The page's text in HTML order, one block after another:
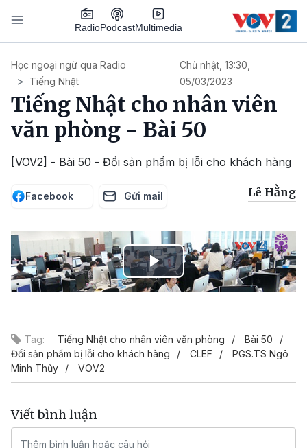
Nhảy đến nội dung
RadioPodcastMultimedia
Học ngoại ngữ qua Radio
Tiếng Nhật
Chủ nhật, 13:30,
05/03/2023
Tiếng Nhật cho nhân viên
văn phòng - Bài 50
[VOV2] - Bài 50 - Đổi sản phẩm bị lỗi cho khách hàng
Facebook Gửi mail Lê Hằng
Play
Tag: Tiếng Nhật cho nhân viên văn phòng
Bài 50
Đổi sản phẩm bị lỗi cho khách hàng
CLEF
PGS.TS Ngô
Minh Thủy
VOV2
Viết bình luận